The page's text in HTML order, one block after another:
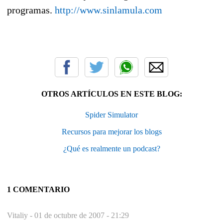
programas. http://www.sinlamula.com
OTROS ARTÍCULOS EN ESTE BLOG:
Spider Simulator
Recursos para mejorar los blogs
¿Qué es realmente un podcast?
1 COMENTARIO
Vitaliy - 01 de octubre de 2007 - 21:29